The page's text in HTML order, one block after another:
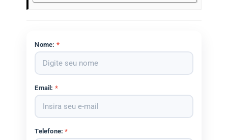
Nome: *
Email: *
Telefone:*